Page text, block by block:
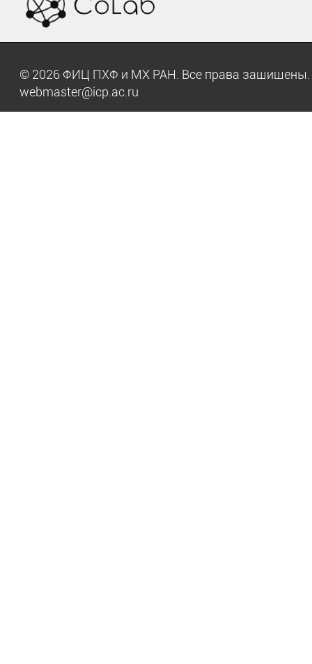
© 2026 ФИЦ ПХФ и МХ РАН. Все права
webmaster@icp.ac.ru